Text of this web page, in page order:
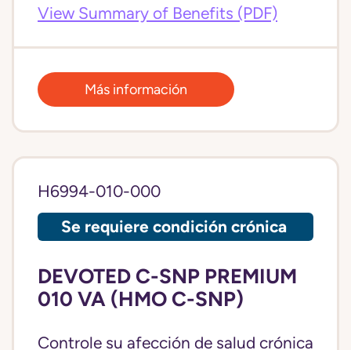
View Summary of Benefits (PDF)
Más información
H6994-010-000
Se requiere condición crónica
DEVOTED C-SNP PREMIUM
010 VA (HMO C-SNP)
Controle su afección de salud crónica